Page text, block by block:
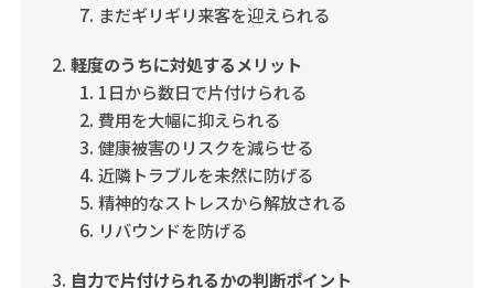
まだギリギリ来客を迎えられる
軽度のうちに対処するメリット
1日から数日で片付けられる
費用を大幅に抑えられる
健康被害のリスクを減らせる
近隣トラブルを未然に防げる
精神的なストレスから解放される
リバウンドを防げる
自力で片付けられるかの判断ポイント